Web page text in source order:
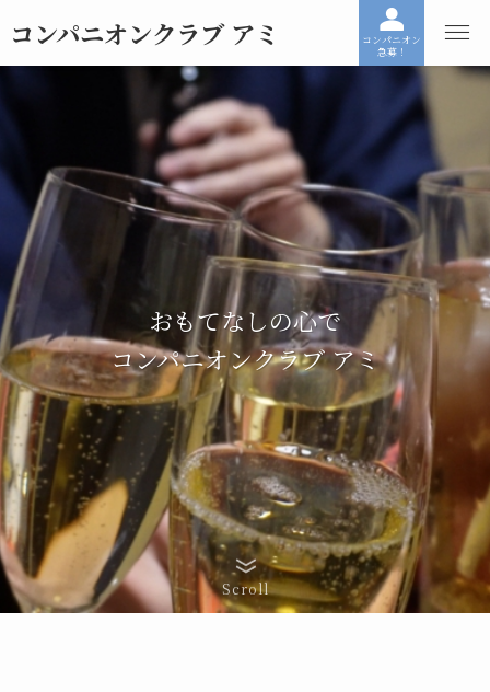
コンパニオンクラブ アミ コンパニオン
急募！
おもてなしの心で
コンパニオンクラブ アミ
Scroll